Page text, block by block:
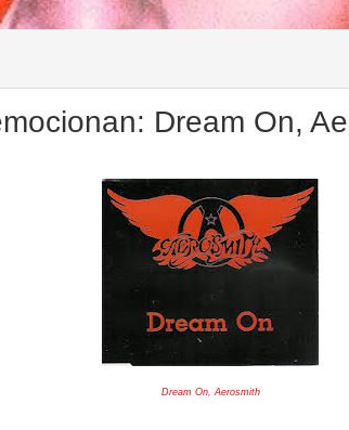
Dream On,
Dream On, Aerosmith